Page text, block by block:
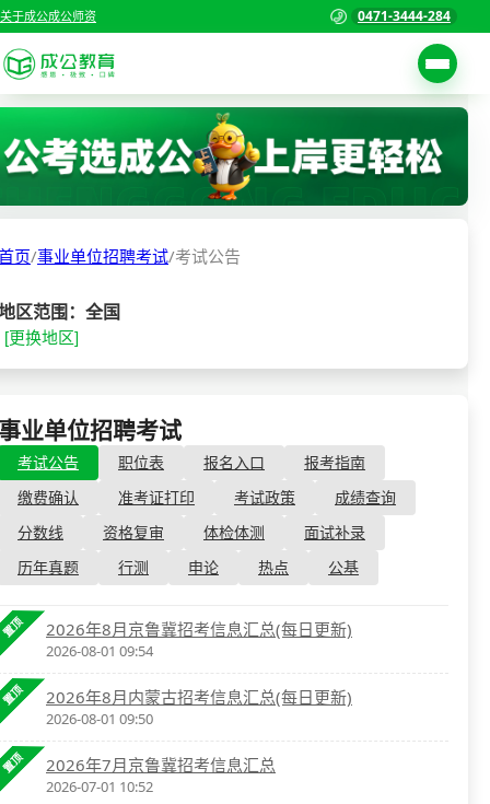
关于成公成公师资 0471-3444-284
考试公告
报考指南
缴费确认
准考证打印
成绩查询
分数线
资格复审
面试补录
历年真题
首页
国家公务员考试
各省公务员考试
教师资格/教师编制
国企/银行考试
页/事业单位招聘考试/考试公告
区范围：全国
[更换地区]
业单位招聘考试- 考试公告
考试公告 职位表 报名入口
报考指南
缴费确认
准考证打印 考试政策
成绩查询
分数线
资格复审 体检体测
面试补录
历年真题
行测 申论 热点 公基
置顶 2026年8月京鲁冀招考信息汇总(每日更新)
2026-08-01 09:54
置顶 2026年8月内蒙古招考信息汇总(每日更新)
2026-08-01 09:50
置顶 2026年7月京鲁冀招考信息汇总
2026-07-01 10:52